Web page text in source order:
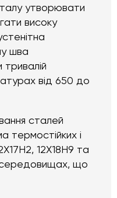
утворювати
високу
шва
тривалій
від 650 до
сталей
термостійких і
12Х18Н9 та
середовищах, що